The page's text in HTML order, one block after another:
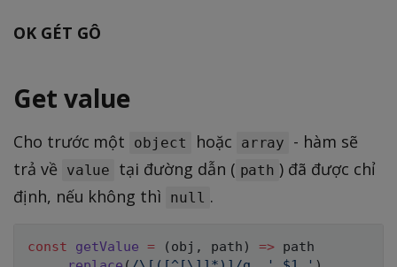
OK GÉT GÔ
Get value
Cho trước một object hoặc array
- hàm sẽ
trả về
value tại đường dẫn ( path ) đã được chỉ
định, nếu không thì
null .
const getValue = ( obj , path ) => path